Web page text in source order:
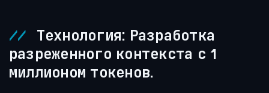
Технология: Разработка
разреженного контекста с 1
миллионом токенов.